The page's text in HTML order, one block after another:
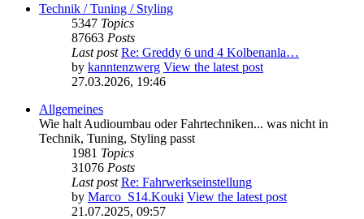
Technik / Tuning / Styling
5347 Topics
87663 Posts
Last post Re: Greddy 6 und 4 Kolbenanla…
by kanntenzwerg View the latest post
27.03.2026, 19:46
Allgemeines
Wie halt Audioumbau oder Fahrtechniken... was nicht in
Technik, Tuning, Styling passt
1981 Topics
31076 Posts
Last post Re: Fahrwerkseinstellung
by Marco_S14.Kouki View the latest post
21.07.2025, 09:57